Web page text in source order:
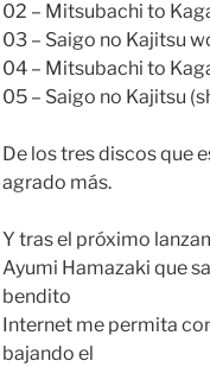
02 – Mitsubachi to
03 – Saigo no Kajitsu
04 – Mitsubachi to
05 – Saigo no Kajitsu
De los tres discos que
agrado más.
Y tras el próximo
Ayumi Hamazaki que
bendito
Internet me permita
bajando el